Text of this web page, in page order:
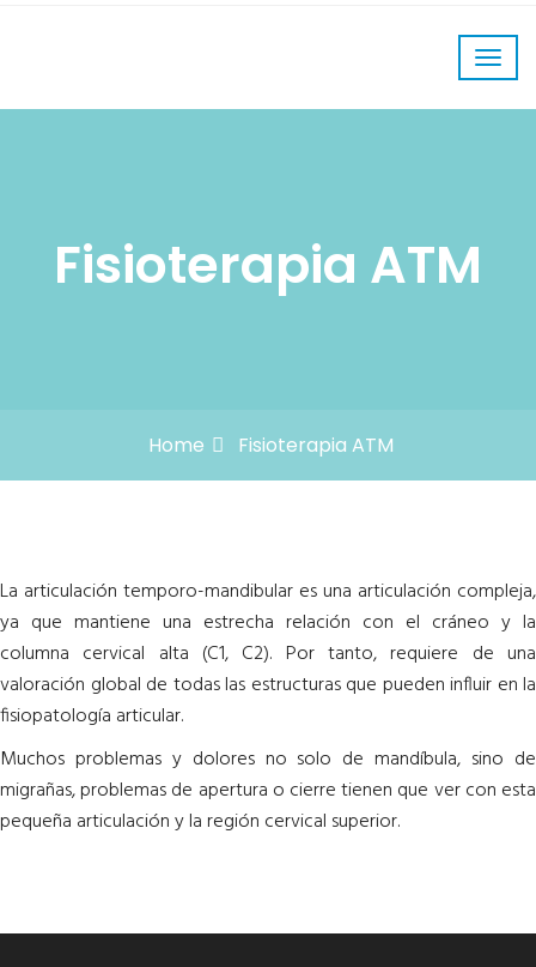
Fisioterapia ATM
Home Fisioterapia ATM
La articulación temporo-mandibular es una articulación compleja,
ya que mantiene una estrecha relación con el cráneo y la
columna cervical alta (C1, C2). Por tanto, requiere de una
valoración global de todas las estructuras que pueden influir en la
fisiopatología articular.
Muchos problemas y dolores no solo de mandíbula, sino de
migrañas, problemas de apertura o cierre tienen que ver con esta
pequeña articulación y la región cervical superior.